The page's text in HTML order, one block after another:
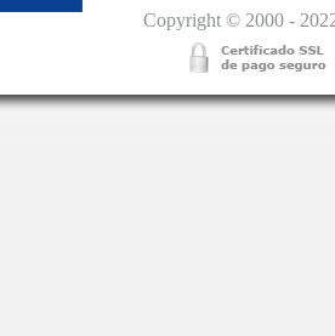
Copyright © 2000 -